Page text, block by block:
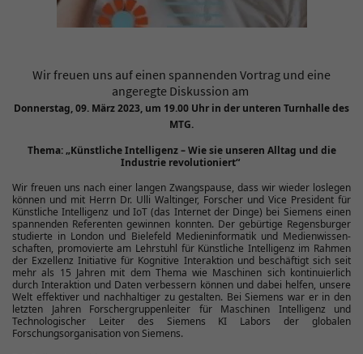
Wir freuen uns auf einen spannenden Vortrag und eine
angeregte Diskussion am
Donnerstag, 09. März 2023, um 19.00 Uhr in der unteren Turnhalle des
MTG.
Thema: „Künstliche Intelligenz – Wie sie unseren Alltag und die
Industrie revolutioniert“
Wir freuen uns nach einer langen Zwangspause, dass wir wieder loslegen
können und mit Herrn Dr. Ulli Waltinger, Forscher und Vice President für
Künstliche Intelligenz und IoT (das Internet der Dinge) bei Siemens einen
spannenden Referenten gewinnen konnten. Der gebürtige Regensburger
studierte in London und Bielefeld Medieninformatik und Medienwissen-
schaften, promovierte am Lehrstuhl für Künstliche Intelligenz im Rahmen
der Exzellenz Initiative für Kognitive Interaktion und beschäftigt sich seit
mehr als 15 Jahren mit dem Thema wie Maschinen sich kontinuierlich
durch Interaktion und Daten verbessern können und dabei helfen, unsere
Welt effektiver und nachhaltiger zu gestalten. Bei Siemens war er in den
letzten Jahren Forschergruppenleiter für Maschinen Intelligenz und
Technologischer Leiter des Siemens KI Labors der globalen
Forschungsorganisation von Siemens.